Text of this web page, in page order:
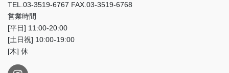
TEL.03-3519-6767 FAX.03-3519-6768
営業時間
[平日] 11:00-20:00
[土日祝] 10:00-19:00
[木] 休